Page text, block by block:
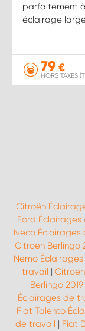
parfaitement
éclairage
79 €
HORS TAXES
Citroën
Ford
Iveco Éclairages
Citroën Berlingo
Nemo
travail |
Berlingo
Éclairages de
Fiat Talento
de travail | Fiat